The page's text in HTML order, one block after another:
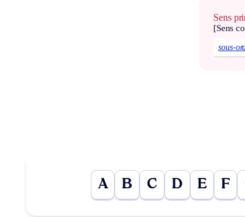
Sens
[Sens
sous-
A B C D E F